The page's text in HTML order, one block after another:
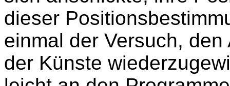
dieser
einmal der Versuch,
der Künste